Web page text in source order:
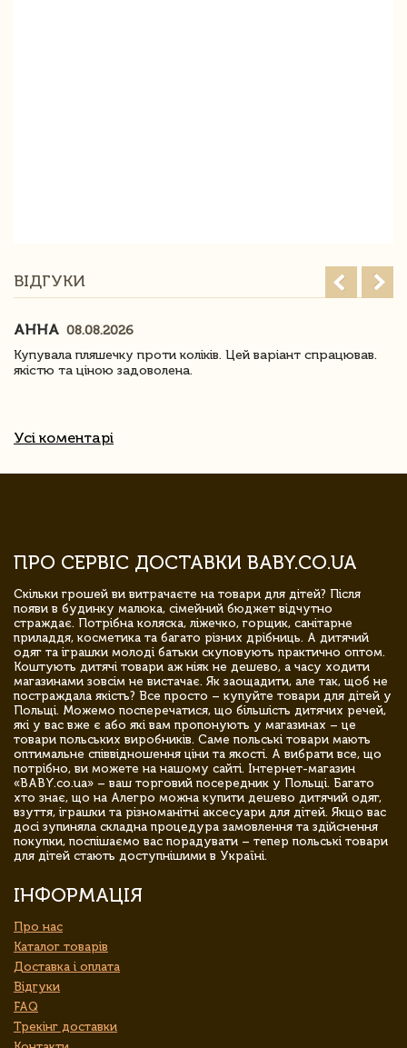
ВІДГУКИ
АННА 08.08.2026
Купувала пляшечку проти коліків. Цей варіант спрацював.
якістю та ціною задоволена.
Усі коментарі
ПРО СЕРВІС ДОСТАВКИ BABY.CO.UA
Скільки грошей ви витрачаєте на товари для дітей? Після
появи в будинку малюка, сімейний бюджет відчутно
страждає. Потрібна коляска, ліжечко, горщик, санітарне
приладдя, косметика та багато різних дрібниць. А дитячий
одяг та іграшки молоді батьки скуповують практично оптом.
Коштують дитячі товари аж ніяк не дешево, а часу ходити
магазинами зовсім не вистачає. Як заощадити, але так, щоб не
постраждала якість? Все просто – купуйте товари для дітей у
Польщі. Можемо посперечатися, що більшість дитячих речей,
які у вас вже є або які вам пропонують у магазинах – це
товари польських виробників. Саме польські товари мають
оптимальне співвідношення ціни та якості. А вибрати все, що
потрібно, ви можете на нашому сайті. Інтернет-магазин
«BABY.co.ua» – ваш торговий посередник у Польщі. Багато
хто знає, що на Алегро можна купити дешево дитячий одяг,
взуття, іграшки та різноманітні аксесуари для дітей. Якщо вас
досі зупиняла складна процедура замовлення та здійснення
покупки, поспішаємо вас порадувати – тепер польські товари
для дітей стають доступнішими в Україні.
ІНФОРМАЦІЯ
Про нас
Каталог товарів
Доставка і оплата
Відгуки
FAQ
Трекінг доставки